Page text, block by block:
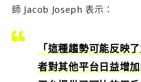
師 Jacob Joseph 表示：
「這種趨勢可能反映
者對其他平台日益增